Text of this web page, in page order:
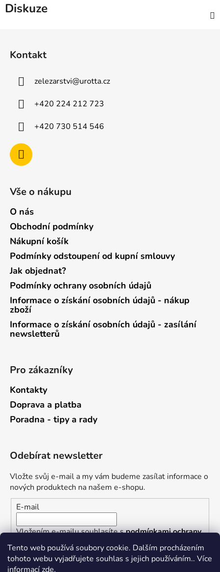
Tento web používá soubory cookie. Dalším procházením
tohoto webu vyjadřujete souhlas s jejich používáním.. Více
informacízde.
Diskuze
Kontakt
zelezarstvi@urotta.cz
+420 224 212 723
+420 730 514 546
Vše o nákupu
O nás
Obchodní podmínky
Nákupní košík
Podmínky odstoupení od kupní smlouvy
Jak objednat?
Podmínky ochrany osobních údajů
Informace o získání osobních údajů - nákup
zboží
Informace o získání osobních údajů - zasílání
newsletterů
Pro zákazníky
Kontakty
Doprava a platba
Poradna - tipy a rady
Odebírat newsletter
Vložte svůj e-mail a my vám budeme zasílat informace o
nových produktech na našem e-shopu.
E-mail
Vložením e-mailu souhlasíte spodmínkami ochrany
osobních údajů
PŘIHLÁSIT SE